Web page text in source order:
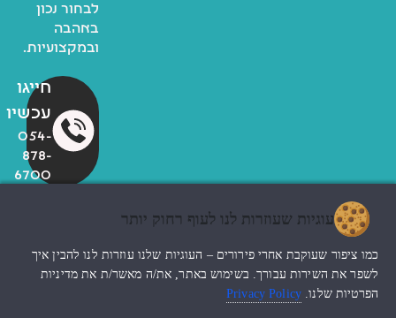
לבחור נכון
באהבה
ובמקצועיות.
חייגו
עכשיו
054-
878-
6700
החנות שלי
עיצוב האתר ndesign
עוגיות שעוזרות לנו לעוף רחוק יותר
כמו ציפור שעוקבת אחרי פירורים – העוגיות שלנו עוזרות לנו להבין איך
לשפר את השירות עבורך. בשימוש באתר, את/ה מאשר/ת את מדיניות
הפרטיות שלנו. Privacy Policy